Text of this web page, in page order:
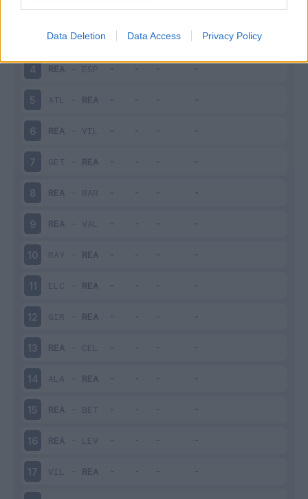
Data Deletion Data Access Privacy Policy
2 REA-MAI
REA-REA
4 REA - ESP
5 ATL - REA
6 REA - VIL
7 GET - REA
8 REA - BAR
9 REA - VAL
10 RAY - REA
11 ELC - REA
12 GIR - REA
13 REA - CEL
14 ALA - REA
15 REA - BET
16 REA - LEV
17 VIL - REA